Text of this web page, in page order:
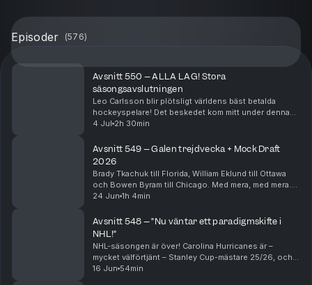
Episoder (576)
Avsnitt 550 – ALLA LAG! Stora
säsongsavslutningen
Leo Carlsson blir plötsligt världens bäst betalda
hockeyspelare! Det beskedet kom mitt under denna
inspelning, men klipps in i börja av avsnittet. Ni får
4 Jul 2h 30min
Avsnitt 549 – Galen trejdvecka + Mock Draft
2026
Brady Tkachuk till Florida, William Eklund till Ottawa
och Bowen Byram till Chicago. Med mera, med mera.
Per Bjurman och Jonathan Ekeliw har flera stekheta
24 Jun 1h 4min
Avsnitt 548 – ”Nu väntar ett paradigmskifte i
NHL!”
NHL-säsongen är över! Carolina Hurricanes är –
mycket välförtjänt – Stanley Cup-mästare 25/26, och
Per Bjurman och Jonathan Ekeliw djupanalyserar
16 Jun 54min